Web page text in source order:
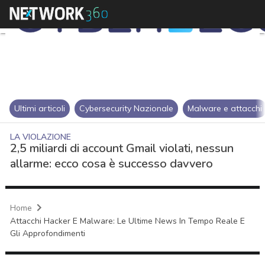
Ultimi articoli Cybersecurity Nazionale Malware e attacchi
LA VIOLAZIONE
2,5 miliardi di account Gmail violati, nessun
allarme: ecco cosa è successo davvero
Home
Attacchi Hacker E Malware: Le Ultime News In Tempo Reale E
Gli Approfondimenti